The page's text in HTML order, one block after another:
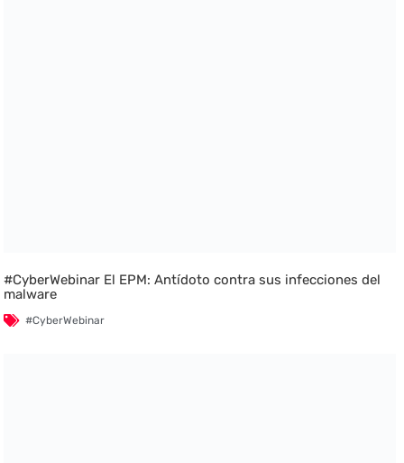
#CyberWebinar El EPM: Antídoto contra sus infecciones del
malware
#CyberWebinar